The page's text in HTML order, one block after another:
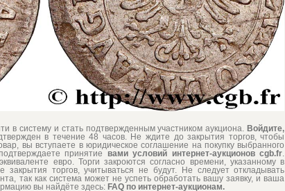
в систему и стать подтвержденным участником аукциона. Войдите,
в течение 48 часов. Не ждите до закрытия торгов, чтобы
вы вступаете в юридическое соглашение на покупку выбранного
принятие
вами условий интернет-аукционов cgb.fr.
евро. Торги закроются согласно времени, указанному в
торгов, учитываться не будут. Не следует откладывать
так как система может не успеть обработать вашу заявку, и ваша
вы найдёте здесь: FAQ по интернет-аукционам.